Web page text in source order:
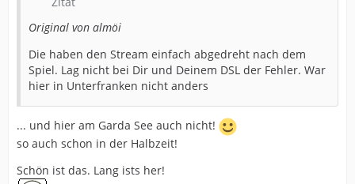
Original von almöi
Die haben den Stream einfach abgedreht nach dem
Spiel. Lag nicht bei Dir und Deinem DSL der Fehler. War
hier in Unterfranken nicht anders
... und hier am Garda See auch nicht!
so auch schon in der Halbzeit!
Schön ist das. Lang ists her!